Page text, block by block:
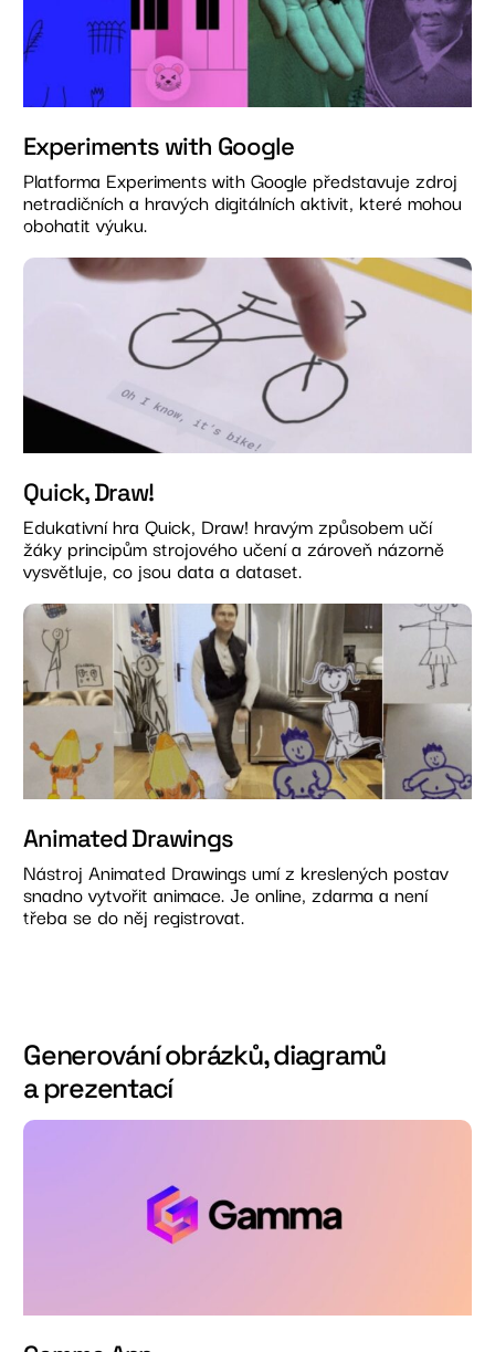
Experiments with Google
Platforma Experiments with Google představuje zdroj
netradičních a hravých digitálních aktivit, které mohou
obohatit výuku.
Quick, Draw!
Edukativní hra Quick, Draw! hravým způsobem učí
žáky principům strojového učení a zároveň názorně
vysvětluje, co jsou data a dataset.
Animated Drawings
Nástroj Animated Drawings umí z kreslených postav
snadno vytvořit animace. Je online, zdarma a není
třeba se do něj registrovat.
Generování obrázků, diagramů
a prezentací